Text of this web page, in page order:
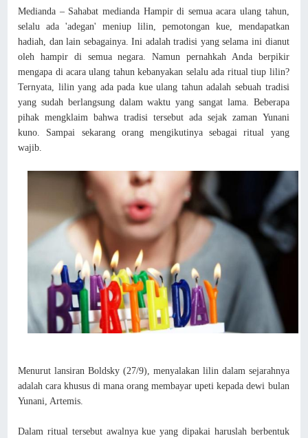
Medianda – Sahabat medianda Hampir di semua acara ulang tahun,
selalu ada 'adegan' meniup lilin, pemotongan kue, mendapatkan
hadiah, dan lain sebagainya. Ini adalah tradisi yang selama ini dianut
oleh hampir di semua negara. Namun pernahkah Anda berpikir
mengapa di acara ulang tahun kebanyakan selalu ada ritual tiup lilin?
Ternyata, lilin yang ada pada kue ulang tahun adalah sebuah tradisi
yang sudah berlangsung dalam waktu yang sangat lama. Beberapa
pihak mengklaim bahwa tradisi tersebut ada sejak zaman Yunani
kuno. Sampai sekarang orang mengikutinya sebagai ritual yang
wajib.
Menurut lansiran Boldsky (27/9), menyalakan lilin dalam sejarahnya
adalah cara khusus di mana orang membayar upeti kepada dewi bulan
Yunani, Artemis.
Dalam ritual tersebut awalnya kue yang dipakai haruslah berbentuk